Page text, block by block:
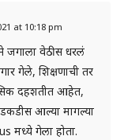
at 10:18 pm
जगाला वेठीस धरलं
गेले, शिक्षणाची तर
दहशतीत आहेत,
आल्या मागल्या
मध्ये गेला होता.